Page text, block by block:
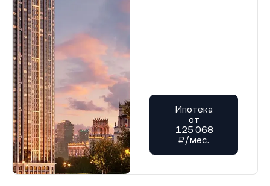
Ипотека
от
125 068
₽/мес.